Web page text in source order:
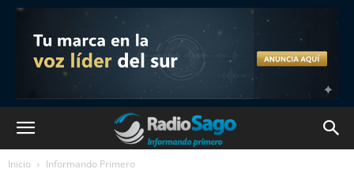
Inicio Informando Primero